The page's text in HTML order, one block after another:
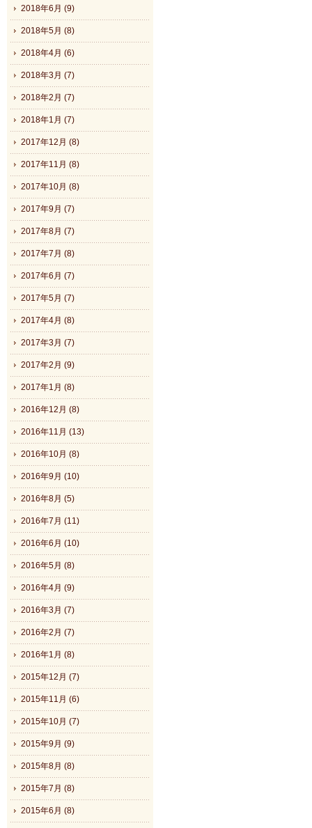
2018年6月 (9)
2018年5月 (8)
2018年4月 (6)
2018年3月 (7)
2018年2月 (7)
2018年1月 (7)
2017年12月 (8)
2017年11月 (8)
2017年10月 (8)
2017年9月 (7)
2017年8月 (7)
2017年7月 (8)
2017年6月 (7)
2017年5月 (7)
2017年4月 (8)
2017年3月 (7)
2017年2月 (9)
2017年1月 (8)
2016年12月 (8)
2016年11月 (13)
2016年10月 (8)
2016年9月 (10)
2016年8月 (5)
2016年7月 (11)
2016年6月 (10)
2016年5月 (8)
2016年4月 (9)
2016年3月 (7)
2016年2月 (7)
2016年1月 (8)
2015年12月 (7)
2015年11月 (6)
2015年10月 (7)
2015年9月 (9)
2015年8月 (8)
2015年7月 (8)
2015年6月 (8)